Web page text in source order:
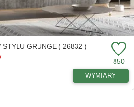
STYLU GRUNGE ( 26832 )
850
WYMIARY